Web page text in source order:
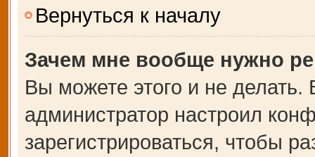
Вернуться к началу
Зачем мне вообще нужно
Вы можете этого и не делать.
администратор настроил
зарегистрироваться, чтобы